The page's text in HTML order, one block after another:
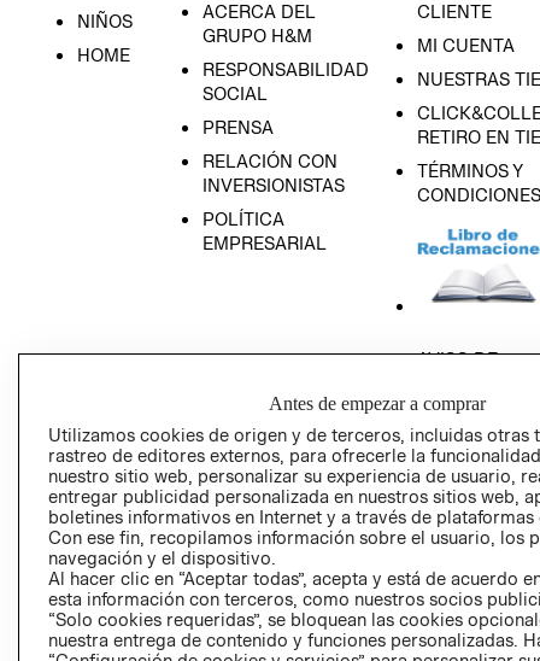
NIÑOS
HOME
ACERCA DEL
GRUPO H&M
RESPONSABILIDAD
SOCIAL
PRENSA
RELACIÓN CON
INVERSIONISTAS
POLÍTICA
EMPRESARIAL
CLIENTE
MI CUENTA
NUESTRAS
RETIRO EN
TÉRMINOS Y
CONDICIONES
AVISO DE
GIFT CARD
AVISO DE
Perú (S/)
Antes de empezar a comprar
Utilizamos cookies de origen y de terceros, incluidas otras
rastreo de editores externos, para ofrecerle la
nuestro sitio web, personalizar su experiencia de usuario,
entregar publicidad personalizada en nuestros sitios web,
boletines informativos en Internet y a través de plataformas
Con ese fin, recopilamos información sobre el usuario, los
navegación y el dispositivo.
Al hacer clic en “Aceptar todas”, acepta y está de acuerdo
esta información con terceros, como nuestros socios
“Solo cookies requeridas”, se bloquean las cookies
nuestra entrega de contenido y funciones personalizadas.